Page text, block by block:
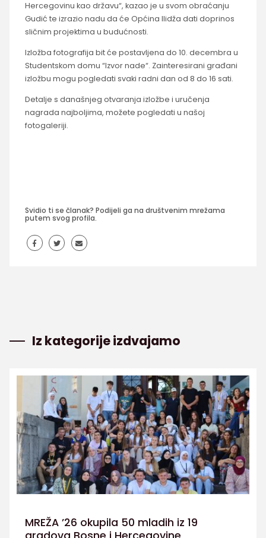
Hercegovinu kao državu“, kazao je u svom obraćanju
Gudić te izrazio nadu da će Općina Ilidža dati doprinos
sličnim projektima u budućnosti.
Izložba fotografija bit će postavljena do 10. decembra u
Studentskom domu “Izvor nade“. Zainteresirani građani
izložbu mogu pogledati svaki radni dan od 8 do 16 sati.
Detalje s današnjeg otvaranja izložbe i uručenja
nagrada najboljima, možete pogledati u našoj
fotogaleriji.
Svidio ti se članak? Podijeli ga na društvenim mrežama
putem svog profila.
Iz kategorije izdvajamo
MREŽA ’26 okupila 50 mladih iz 19